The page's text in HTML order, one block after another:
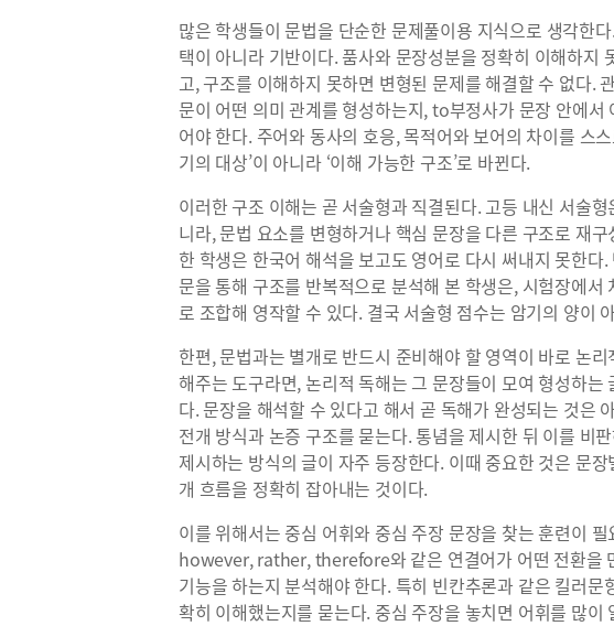
많은 학생들이 문법을 단순한 문제풀이용 지식으로 생각한
택이 아니라 기반이다. 품사와 문장성분을 정확히 이해하지
고, 구조를 이해하지 못하면 변형된 문제를 해결할 수 없다.
문이 어떤 의미 관계를 형성하는지, to부정사가 문장 안에서
어야 한다. 주어와 동사의 호응, 목적어와 보어의 차이를 스
기의 대상’이 아니라 ‘이해 가능한 구조’로 바뀐다.
이러한 구조 이해는 곧 서술형과 직결된다. 고등 내신 서술
니라, 문법 요소를 변형하거나 핵심 문장을 다른 구조로 재
한 학생은 한국어 해석을 보고도 영어로 다시 써내지 못한다
문을 통해 구조를 반복적으로 분석해 본 학생은, 시험장에
로 조합해 영작할 수 있다. 결국 서술형 점수는 암기의 양이
한편, 문법과는 별개로 반드시 준비해야 할 영역이 바로 논
해주는 도구라면, 논리적 독해는 그 문장들이 모여 형성하는
다. 문장을 해석할 수 있다고 해서 곧 독해가 완성되는 것은
전개 방식과 논증 구조를 묻는다. 통념을 제시한 뒤 이를 비
제시하는 방식의 글이 자주 등장한다. 이때 중요한 것은 문
개 흐름을 정확히 잡아내는 것이다.
이를 위해서는 중심 어휘와 중심 주장 문장을 찾는 훈련이
however, rather, therefore와 같은 연결어가 어떤 전환을
기능을 하는지 분석해야 한다. 특히 빈칸추론과 같은 킬러문
확히 이해했는지를 묻는다. 중심 주장을 놓치면 어휘를 많이